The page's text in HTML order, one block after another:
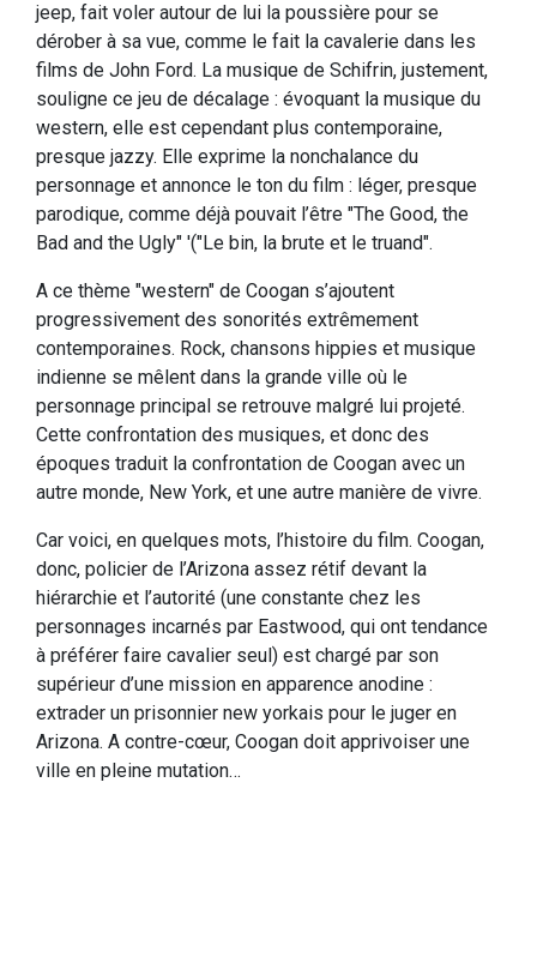
jeep, fait voler autour de lui la poussière pour se
dérober à sa vue, comme le fait la cavalerie dans les
films de John Ford. La musique de Schifrin, justement,
souligne ce jeu de décalage : évoquant la musique du
western, elle est cependant plus contemporaine,
presque jazzy. Elle exprime la nonchalance du
personnage et annonce le ton du film : léger, presque
parodique, comme déjà pouvait l’être "The Good, the
Bad and the Ugly" '("Le bin, la brute et le truand".
A ce thème "western" de Coogan s’ajoutent
progressivement des sonorités extrêmement
contemporaines. Rock, chansons hippies et musique
indienne se mêlent dans la grande ville où le
personnage principal se retrouve malgré lui projeté.
Cette confrontation des musiques, et donc des
époques traduit la confrontation de Coogan avec un
autre monde, New York, et une autre manière de vivre.
Car voici, en quelques mots, l’histoire du film. Coogan,
donc, policier de l’Arizona assez rétif devant la
hiérarchie et l’autorité (une constante chez les
personnages incarnés par Eastwood, qui ont tendance
à préférer faire cavalier seul) est chargé par son
supérieur d’une mission en apparence anodine :
extrader un prisonnier new yorkais pour le juger en
Arizona. A contre-cœur, Coogan doit apprivoiser une
ville en pleine mutation…